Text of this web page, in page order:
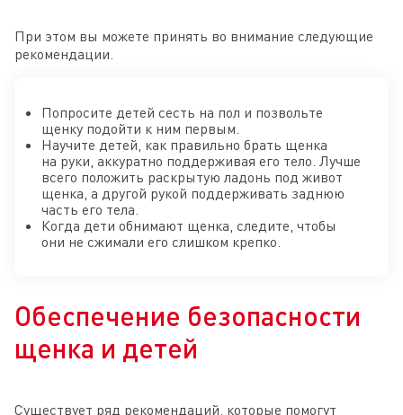
При этом вы можете принять во внимание следующие
рекомендации.
Попросите детей сесть на пол и позвольте
щенку подойти к ним первым.
Научите детей, как правильно брать щенка
на руки, аккуратно поддерживая его тело. Лучше
всего положить раскрытую ладонь под живот
щенка, а другой рукой поддерживать заднюю
часть его тела.
Когда дети обнимают щенка, следите, чтобы
они не сжимали его слишком крепко.
Обеспечение безопасности
щенка и детей
Существует ряд рекомендаций, которые помогут